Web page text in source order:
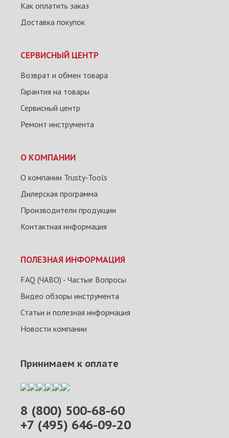
Как оплатить заказ
Доставка покупок
СЕРВИСНЫЙ ЦЕНТР
Возврат и обмен товара
Гарантия на товары
Сервисный центр
Ремонт инструмента
О КОМПАНИИ
О компании Trusty-Tools
Дилерская программа
Производители продукции
Контактная информация
ПОЛЕЗНАЯ ИНФОРМАЦИЯ
FAQ (ЧАВО) - Частые Вопросы
Видео обзоры инструмента
Статьи и полезная информация
Новости компании
8 (800) 500-68-60
+7 (495) 646-09-20
Принимаем к оплате